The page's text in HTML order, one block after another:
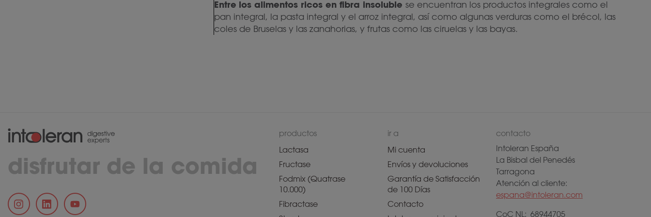
Entre los alimentos ricos en fibra insolublese encuentran los productos integrales como el
pan integral, la pasta integral y el arroz integral, así como algunas verduras como el brécol, las
coles de Bruselas y las zanahorias, y frutas como las ciruelas y las bayas.
disfrutar de la comida
productos
Lactasa
Fructase
Fodmix (Quatrase
10.000)
Fibractase
ir a
Mi cuenta
Envíos y devoluciones
Garantía de Satisfacción
de 100 Días
Contacto
contacto
Intoleran España
La Bisbal del Penedés
Tarragona
Atención al cliente:
espana@intoleran.com
CoC NL: 68944705